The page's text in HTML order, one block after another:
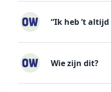
“Ik heb ’t
Wie zijn dit?